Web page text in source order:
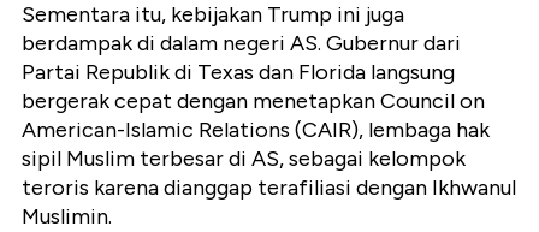
Sementara itu, kebijakan Trump ini juga
berdampak di dalam negeri AS. Gubernur dari
Partai Republik di Texas dan Florida langsung
bergerak cepat dengan menetapkan Council on
American-Islamic Relations (CAIR), lembaga hak
sipil Muslim terbesar di AS, sebagai kelompok
teroris karena dianggap terafiliasi dengan Ikhwanul
Muslimin.